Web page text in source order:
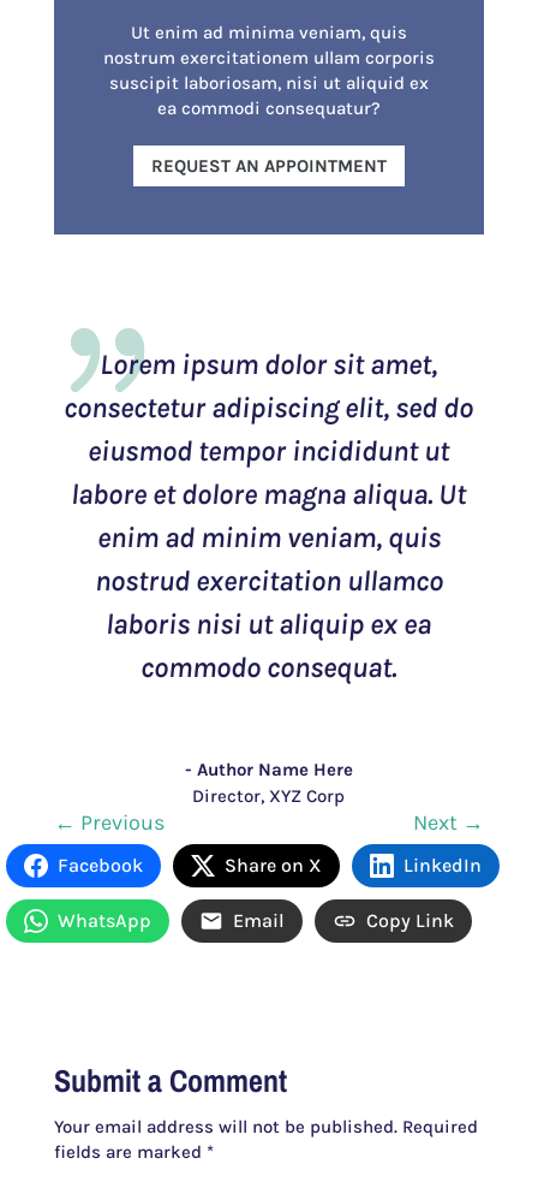
Ut enim ad minima veniam, quis
nostrum exercitationem ullam corporis
suscipit laboriosam, nisi ut aliquid ex
ea commodi consequatur?
REQUEST AN APPOINTMENT
Lorem ipsum dolor sit amet,
consectetur adipiscing elit, sed do
eiusmod tempor incididunt ut
labore et dolore magna aliqua. Ut
enim ad minim veniam, quis
nostrud exercitation ullamco
laboris nisi ut aliquip ex ea
commodo consequat.
- Author Name Here
Director, XYZ Corp
← Previous Next →
Facebook Share on X LinkedIn
WhatsApp Email Copy Link
Submit a Comment
Your email address will not be published. Required
fields are marked *